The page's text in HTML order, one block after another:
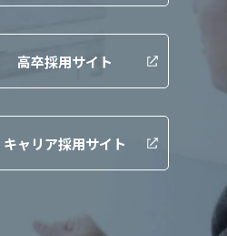
高卒採用サイト
キャリア採用サイト